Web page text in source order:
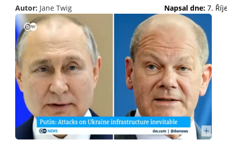
Autor: Jane Twig Napsal dne: 7.